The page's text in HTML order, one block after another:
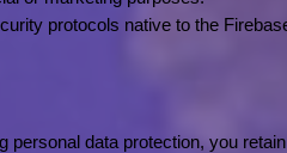
protocols native to the
data protection, you